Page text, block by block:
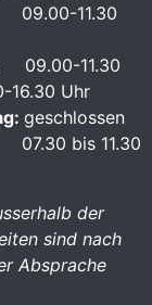
09.00-11.30
09.00-11.30
16.30 Uhr
geschlossen
bis 11.30
der
sind nach
Absprache